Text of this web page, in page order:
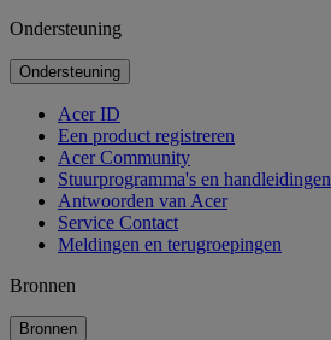
Ondersteuning
Ondersteuning
Acer ID
Een product registreren
Acer Community
Stuurprogramma's en handleidingen
Antwoorden van Acer
Service Contact
Meldingen en terugroepingen
Bronnen
Bronnen